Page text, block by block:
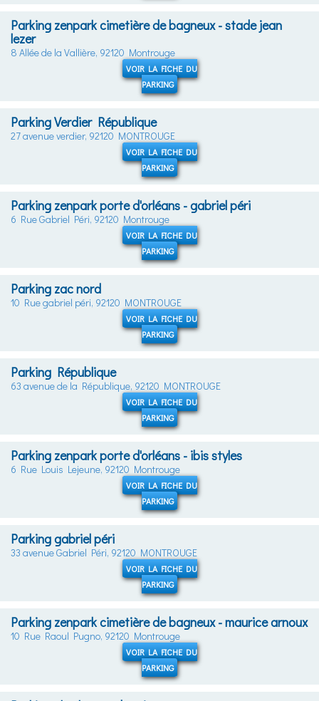
Parking zenpark cimetière de bagneux - stade jean
lezer
8 Allée de la Vallière, 92120 Montrouge
VOIR LA FICHE DU
PARKING
Parking Verdier République
27 avenue verdier, 92120 MONTROUGE
VOIR LA FICHE DU
PARKING
Parking zenpark porte d'orléans - gabriel péri
6 Rue Gabriel Péri, 92120 Montrouge
VOIR LA FICHE DU
PARKING
Parking zac nord
10 Rue gabriel péri, 92120 MONTROUGE
VOIR LA FICHE DU
PARKING
Parking République
63 avenue de la République, 92120 MONTROUGE
VOIR LA FICHE DU
PARKING
Parking zenpark porte d'orléans - ibis styles
6 Rue Louis Lejeune, 92120 Montrouge
VOIR LA FICHE DU
PARKING
Parking gabriel péri
33 avenue Gabriel Péri, 92120 MONTROUGE
VOIR LA FICHE DU
PARKING
Parking zenpark cimetière de bagneux - maurice arnoux
10 Rue Raoul Pugno, 92120 Montrouge
VOIR LA FICHE DU
PARKING